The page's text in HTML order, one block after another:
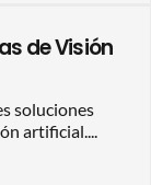
de Visión
soluciones
artificial....